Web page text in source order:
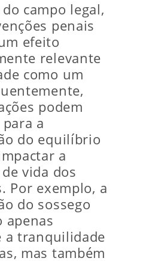
campo legal,
penais
efeito
relevante
como um
podem
a
do equilíbrio
a
vida dos
Por exemplo, a
do sossego
apenas
a tranquilidade
mas também